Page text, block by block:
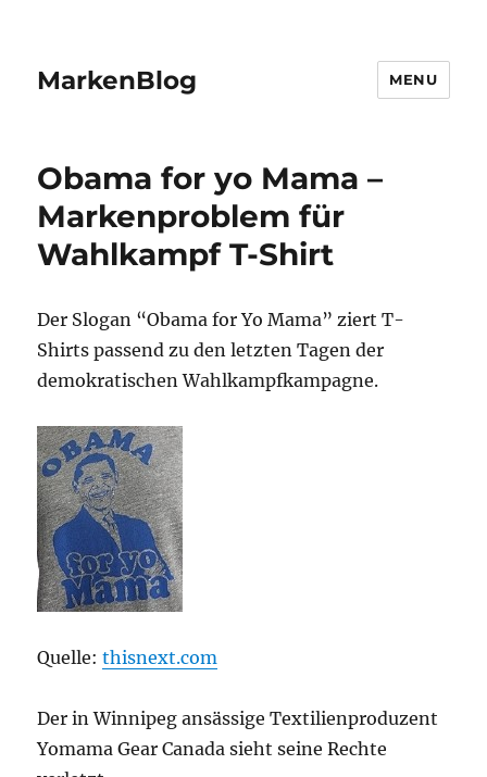
MarkenBlog MENU
Obama for yo Mama –
Markenproblem für
Wahlkampf T-Shirt
Der Slogan “Obama for Yo Mama” ziert T-
Shirts passend zu den letzten Tagen der
demokratischen Wahlkampfkampagne.
Quelle:thisnext.com
Der in Winnipeg ansässige Textilienproduzent
Yomama Gear Canada sieht seine Rechte